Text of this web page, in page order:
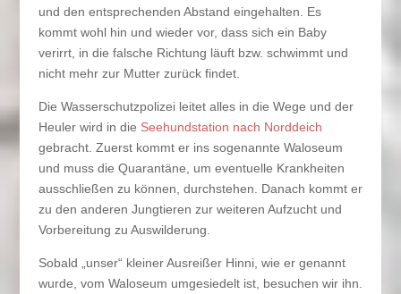
und den entsprechenden Abstand eingehalten. Es
kommt wohl hin und wieder vor, dass sich ein Baby
verirrt, in die falsche Richtung läuft bzw. schwimmt und
nicht mehr zur Mutter zurück findet.
Die Wasserschutzpolizei leitet alles in die Wege und der
Heuler wird in die Seehundstation nach Norddeich
gebracht. Zuerst kommt er ins sogenannte Waloseum
und muss die Quarantäne, um eventuelle Krankheiten
ausschließen zu können, durchstehen. Danach kommt er
zu den anderen Jungtieren zur weiteren Aufzucht und
Vorbereitung zu Auswilderung.
Sobald „unser“ kleiner Ausreißer Hinni, wie er genannt
wurde, vom Waloseum umgesiedelt ist, besuchen wir ihn.